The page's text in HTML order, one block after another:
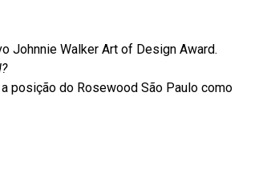
Johnnie Walker Art of Design Award.
posição do Rosewood São Paulo como